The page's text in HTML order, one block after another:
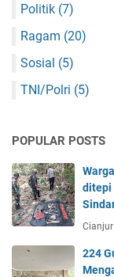
Politik (7)
Ragam (20)
Sosial (5)
TNI/Polri (5)
POPULAR POSTS
ditepi
224